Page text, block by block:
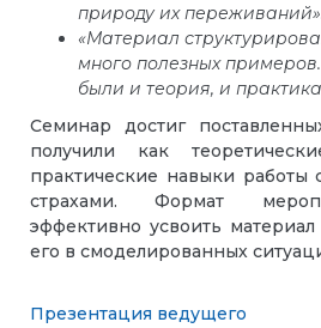
природу их
«Материал
много полезных
были и теория, и
Семинар достиг
получили как
практические навыки
страхами. Формат
эффективно усвоить
его в смоделированных
Презентация ведущего